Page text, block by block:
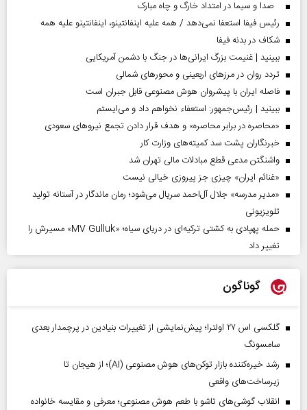
صدا و سیما در امتداد خارگ و چاه مبارک
رئیس فیفا استعفا نمی‌دهد / همه علیه اینفانتینو، اینفانتینو علیه همه
شکاف در بدنه فیفا
ببینید | غنیمت بزرگ ایرانی‌ها در جنگ با دشمن آمریکایی
تردد روان در مرزهای اربعینی و محورهای شمالی
فاصله ایران با پیشرو‌ان هوش مصنوعی قابل جبران است
ببینید | رئیس‌جمهور: استعفاء نخواهم داد و می‌ایستم
«محاصره در برابر محاصره» و هدف قرار دادن تجمع نیروهای سعودی
خبرنگاران پشت سد کمیته‌های وزارت کار
واشنگتن مدعی قطع مبادلات مالی تهران شد
«غنائم ایران» چیزی جز پیروزی خیالی نیست
«مدیر مدرسه» جلال آل‌احمد سریال می‌شود؛ رمان ماندگار در آستانه تولید
تلویزیونی
حمله پهپادی به کشتی ترکیه‌ای در دریای سیاه؛ «MV Gulluk» مسیرش را
تغییر داد
گوناگون
گلکسی اس ۲۷ اولترا؛ پیش‌نمایشی از تغییرات بنیادین در پرچمدار بعدی
سامسونگ
رشد خیره‌کننده بازار توکن‌های هوش مصنوعی (AI)؛ از هیجان تا
زیرساخت‌های واقعی
انقلاب گوشی‌های تاشو‌ با طعم هوش مصنوعی؛ معرفی و مقایسه خانواده